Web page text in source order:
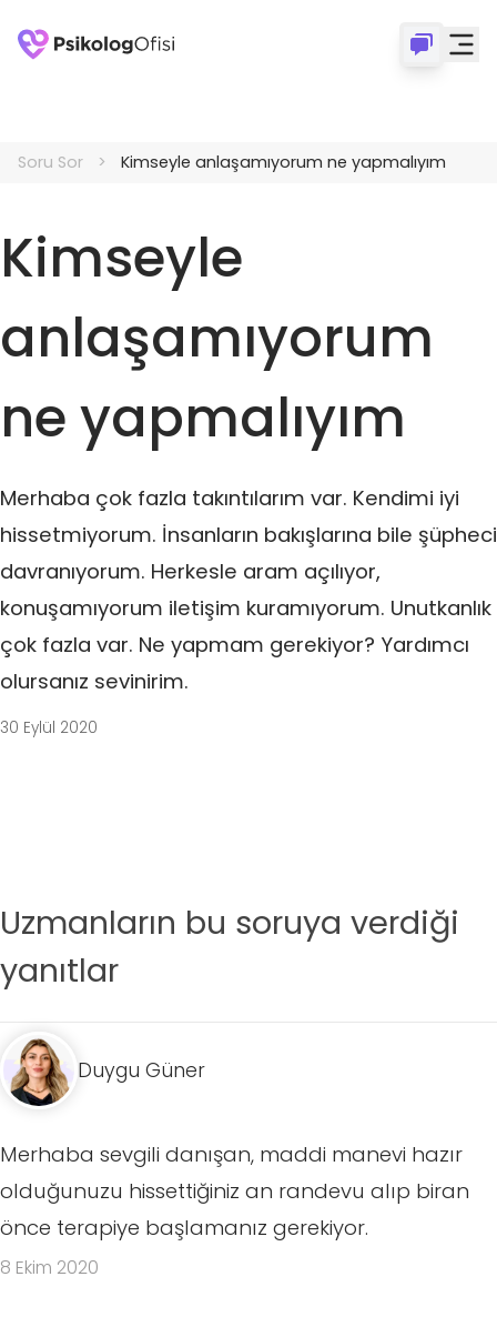
Soru Sor Kimseyle anlaşamıyorum ne yapmalıyım
Kimseyle
anlaşamıyorum
ne yapmalıyım
Merhaba çok fazla takıntılarım var. Kendimi iyi
hissetmiyorum. İnsanların bakışlarına bile şüpheci
davranıyorum. Herkesle aram açılıyor,
konuşamıyorum iletişim kuramıyorum. Unutkanlık
çok fazla var. Ne yapmam gerekiyor? Yardımcı
olursanız sevinirim.
30 Eylül 2020
Uzmanların bu soruya verdiği
yanıtlar
Duygu Güner
Merhaba sevgili danışan, maddi manevi hazır
olduğunuzu hissettiğiniz an randevu alıp biran
önce terapiye başlamanız gerekiyor.
8 Ekim 2020